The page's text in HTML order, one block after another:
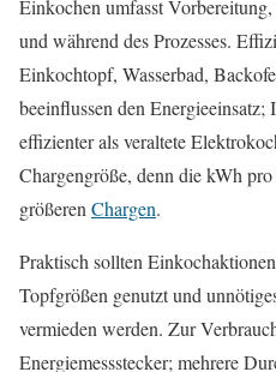
Einkochen umfasst
und während des Prozesses.
Einkochtopf, Wasserbad,
beeinflussen den
effizienter als veraltete
Chargengröße, denn die kWh
größeren Chargen.
Praktisch sollten
Topfgrößen genutzt und
vermieden werden. Zur
Energiemessstecker; mehrere